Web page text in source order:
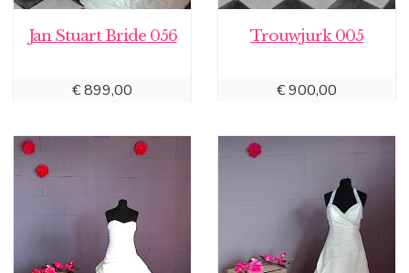
Jan Stuart Bride 056
€899,00
Trouwjurk 005
€900,00